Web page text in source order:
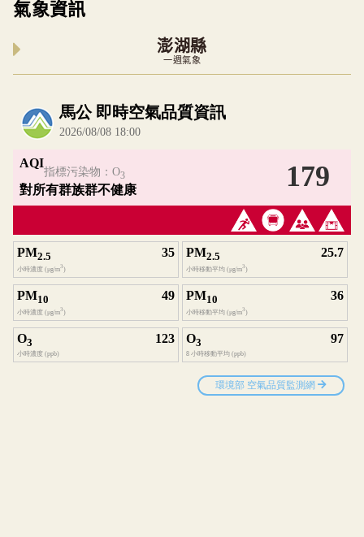
氣象資訊
澎湖縣
一週氣象
內嵌空氣品質小工具為視覺預覽，完整即時空